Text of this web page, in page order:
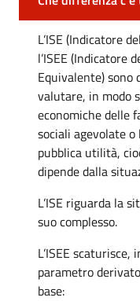
L’ISE (Indicatore
l’ISEE (Indicatore
Equivalente)
valutare, in modo
economiche delle
sociali agevolate o
pubblica utilità,
dipende dalla
L’ISE riguarda la
suo complesso.
L’ISEE
parametro
base: